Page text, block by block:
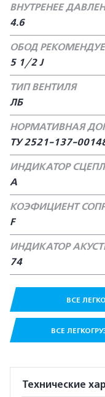
ВНУТРЕНЕЕ
4.6
ОБОД
5 1/2 J
ТИП ВЕНТИЛЯ
ЛБ
НОРМАТИВНАЯ
ТУ 2521-137-
ИНДИКАТОР
A
КОЭФИЦИЕНТ
F
ИНДИКАТОР
74
ВСЕ
ВСЕ
Технические